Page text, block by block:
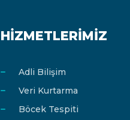
HIZMETLERIMIZ
Adli Bilişim
Veri Kurtarma
Böcek Tespiti